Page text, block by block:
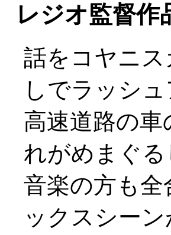
レジオ監督作
話をコヤニ
しでラッシ
高速道路の
れがめまぐ
音楽の方も
ックスシーン